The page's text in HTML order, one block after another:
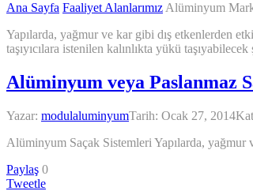
Ana Sayfa Faaliyet Alanlarımız Alüminyum
Yapılarda, yağmur ve kar gibi dış etkenlerden
taşıyıcılara istenilen kalınlıkta yükü
Alüminyum veya Paslanmaz
Yazar: modulaluminyumTarih: Ocak 27, 2014
Alüminyum Saçak Sistemleri Yapılarda, yağmur
Paylaş 0
Tweetle